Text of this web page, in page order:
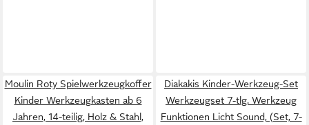
Moulin Roty Spielwerkzeugkoffer
Kinder Werkzeugkasten ab 6
Jahren, 14-teilig, Holz & Stahl,
Diakakis Kinder-Werkzeug-Set
Werkzeugset 7-tlg. Werkzeug
Funktionen Licht Sound, (Set, 7-